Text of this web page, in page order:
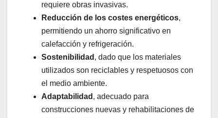
requiere obras invasivas.
Reducción de los costes energéticos,
permitiendo un ahorro significativo en
calefacción y refrigeración.
Sostenibilidad , dado que los materiales
utilizados son reciclables y respetuosos con
el medio ambiente.
Adaptabilidad , adecuado para
construcciones nuevas y rehabilitaciones de